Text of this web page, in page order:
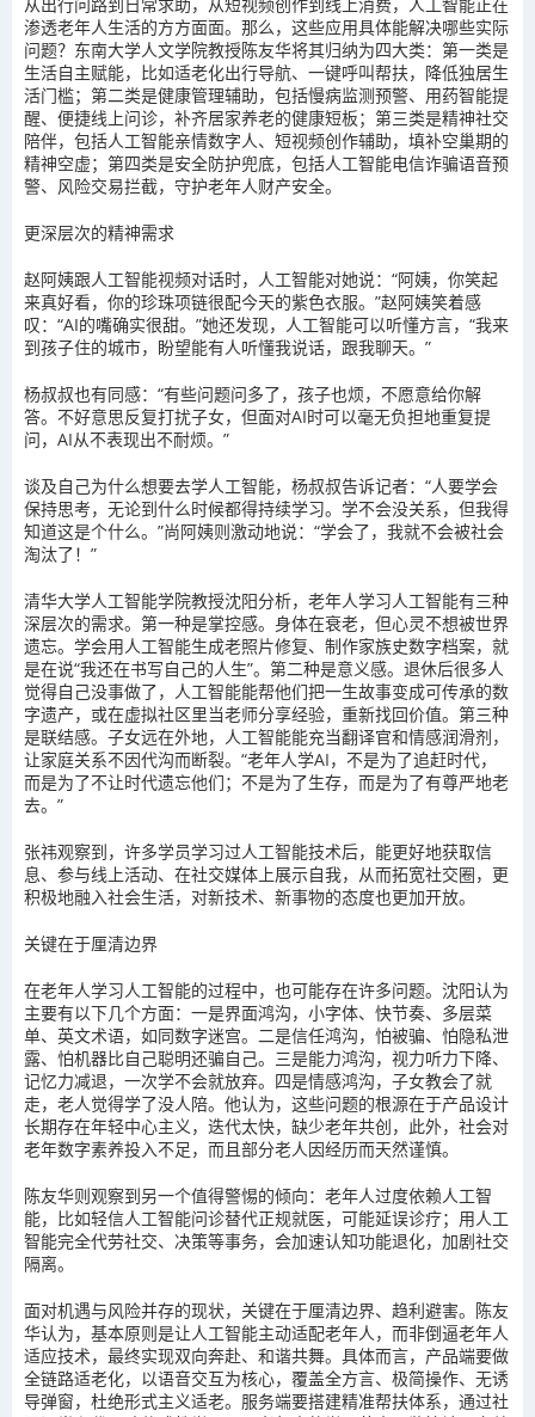
渗透老年人生活的方方面面。那么，这些应用具体能解决哪些实际
问题？东南大学人文学院教授陈友华将其归纳为四大类：第一类是
生活自主赋能，比如适老化出行导航、一键呼叫帮扶，降低独居生
活门槛；第二类是健康管理辅助，包括慢病监测预警、用药智能提
醒、便捷线上问诊，补齐居家养老的健康短板；第三类是精神社交
陪伴，包括人工智能亲情数字人、短视频创作辅助，填补空巢期的
精神空虚；第四类是安全防护兜底，包括人工智能电信诈骗语音预
警、风险交易拦截，守护老年人财产安全。
更深层次的精神需求
赵阿姨跟人工智能视频对话时，人工智能对她说：“阿姨，你笑起
来真好看，你的珍珠项链很配今天的紫色衣服。”赵阿姨笑着感
叹：“AI的嘴确实很甜。”她还发现，人工智能可以听懂方言，“我来
到孩子住的城市，盼望能有人听懂我说话，跟我聊天。”
杨叔叔也有同感：“有些问题问多了，孩子也烦，不愿意给你解
答。不好意思反复打扰子女，但面对AI时可以毫无负担地重复提
问，AI从不表现出不耐烦。”
谈及自己为什么想要去学人工智能，杨叔叔告诉记者：“人要学会
保持思考，无论到什么时候都得持续学习。学不会没关系，但我得
知道这是个什么。”尚阿姨则激动地说：“学会了，我就不会被社会
淘汰了！”
清华大学人工智能学院教授沈阳分析，老年人学习人工智能有三种
深层次的需求。第一种是掌控感。身体在衰老，但心灵不想被世界
遗忘。学会用人工智能生成老照片修复、制作家族史数字档案，就
是在说“我还在书写自己的人生”。第二种是意义感。退休后很多人
觉得自己没事做了，人工智能能帮他们把一生故事变成可传承的数
字遗产，或在虚拟社区里当老师分享经验，重新找回价值。第三种
是联结感。子女远在外地，人工智能能充当翻译官和情感润滑剂，
让家庭关系不因代沟而断裂。“老年人学AI，不是为了追赶时代，
而是为了不让时代遗忘他们；不是为了生存，而是为了有尊严地老
去。”
张祎观察到，许多学员学习过人工智能技术后，能更好地获取信
息、参与线上活动、在社交媒体上展示自我，从而拓宽社交圈，更
积极地融入社会生活，对新技术、新事物的态度也更加开放。
关键在于厘清边界
在老年人学习人工智能的过程中，也可能存在许多问题。沈阳认为
主要有以下几个方面：一是界面鸿沟，小字体、快节奏、多层菜
单、英文术语，如同数字迷宫。二是信任鸿沟，怕被骗、怕隐私泄
露、怕机器比自己聪明还骗自己。三是能力鸿沟，视力听力下降、
记忆力减退，一次学不会就放弃。四是情感鸿沟，子女教会了就
走，老人觉得学了没人陪。他认为，这些问题的根源在于产品设计
长期存在年轻中心主义，迭代太快，缺少老年共创，此外，社会对
老年数字素养投入不足，而且部分老人因经历而天然谨慎。
陈友华则观察到另一个值得警惕的倾向：老年人过度依赖人工智
能，比如轻信人工智能问诊替代正规就医，可能延误诊疗；用人工
智能完全代劳社交、决策等事务，会加速认知功能退化，加剧社交
隔离。
面对机遇与风险并存的现状，关键在于厘清边界、趋利避害。陈友
华认为，基本原则是让人工智能主动适配老年人，而非倒逼老年人
适应技术，最终实现双向奔赴、和谐共舞。具体而言，产品端要做
全链路适老化，以语音交互为核心，覆盖全方言、极简操作、无诱
导弹窗，杜绝形式主义适老。服务端要搭建精准帮扶体系，通过社